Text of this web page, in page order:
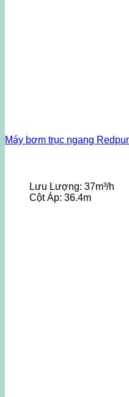
Máy bơm trục ngang
Lưu Lượng: 37m³/h
Cột Áp: 36.4m